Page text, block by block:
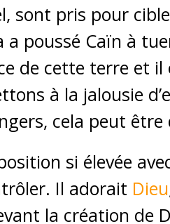
sont pris pour
a poussé Caïn à
de cette terre et il
à la jalousie
cela peut
si élevée
Il adorait Dieu
la création de